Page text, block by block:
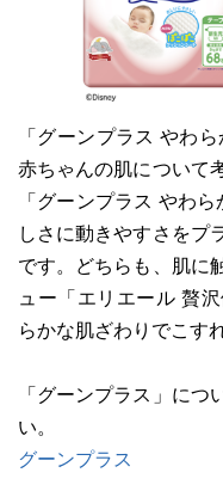
「グーンプラス やわ
赤ちゃんの肌について
「グーンプラス やわ
しさに動きやすさをプ
です。どちらも、肌に
ュー「エリエール 贅
らかな肌ざわりでこす
「グーンプラス」につ
い。
グーンプラス